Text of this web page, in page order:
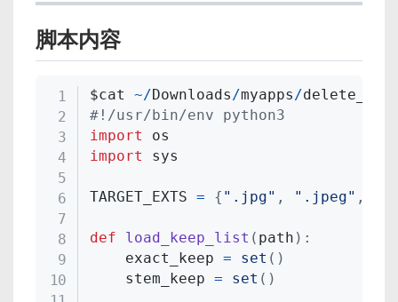
脚本内容
$cat ~/Downloads /myapps /
#!/usr/bin/env python3
import
import sys
TARGET_EXTS = { ".jpg" , ".jpeg" ,
def load_keep_list ( path ) :
    exact_keep
= set ( )
    stem_keep
= set ( )